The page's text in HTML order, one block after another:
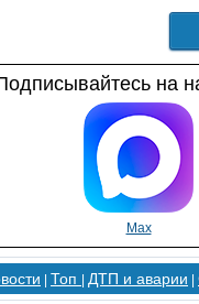
на
Max
Топ ДТП и аварии